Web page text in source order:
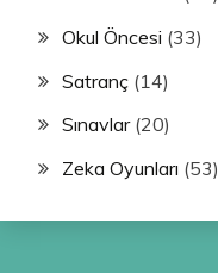
Okul Öncesi (33)
Satranç (14)
Sınavlar(20)
Zeka Oyunları (53)